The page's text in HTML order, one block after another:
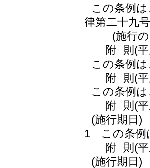
この条例
律第二十九
(施行
附 則 (
この条例
附 則 (
この条例
附 則 (
(施行期日)
1
この条例
附 則 (
(施行期日)